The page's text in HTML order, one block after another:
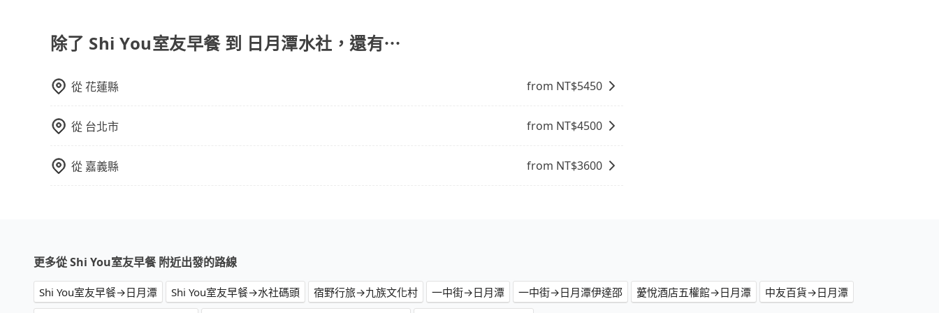
顧客評分較低的司機，且車輛均要求5年內新車，司機也絕對不會在車內吸煙，於新冠肺炎期間也絕對全程配戴
口罩。tripool之所以能將價格壓在市價7~8折的主因來自於自行研發的AI車輛調度演算法，能有效降低空車率，
能用更少的司機來服務更多的旅客，意味著使用到不熟悉的司機或者轉單給其他車行的情況比同行更低，如此便
午以前均可全額取消退費，如已經決定好要從Shi You室友早餐去日月潭水社，請儘早下訂以把握最划算的價
格。
除了 Shi You室友早餐 到 日月潭水社，還有⋯
從花蓮縣 from NT$5450
從 台北市 from NT$4500
從 嘉義縣 from NT$3600
更多從 Shi You室友早餐 附近出發的路線
Shi You室友早餐→日月潭 Shi You室友早餐→水社碼頭 宿野行旅→九族文化村 一中街→日月潭 一中街→日月潭伊達邵 薆悅酒店五權館→日月潭
中友百貨→日月潭